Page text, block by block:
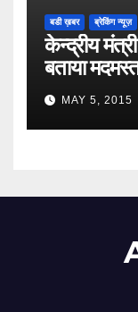
बडी ख़बर ब्रेकिंग न्यूज़
केन्द्रीय
बताया
MAY 5, 2015